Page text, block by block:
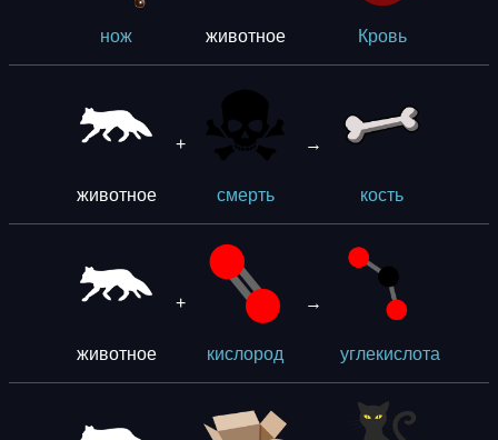
нож животное Кровь
животное
+
смерть
→
кость
животное
+
кислород
→
углекислота